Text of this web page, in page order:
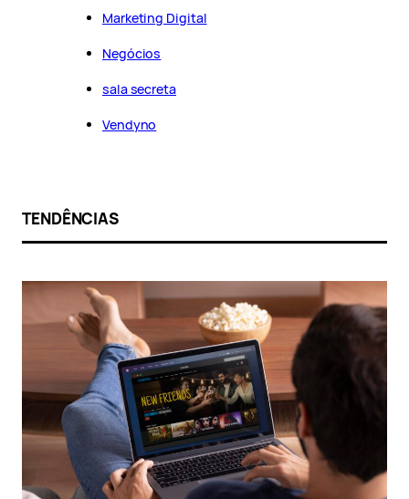
Marketing Digital
Negócios
sala secreta
Vendyno
TENDÊNCIAS